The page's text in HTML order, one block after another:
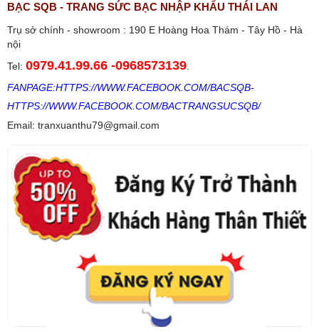
BẠC SQB - TRANG SỨC BẠC NHẬP KHẨU THÁI LAN
Trụ sở chính - showroom : 190 E Hoàng Hoa Thám - Tây Hồ - Hà
nội
Tel: 0979.41.99.66 -0968573139
FANPAGE:HTTPS://WWW.FACEBOOK.COM/BACSQB-
HTTPS://WWW.FACEBOOK.COM/BACTRANGSUCSQB/
Email: tranxuanthu79@gmail.com